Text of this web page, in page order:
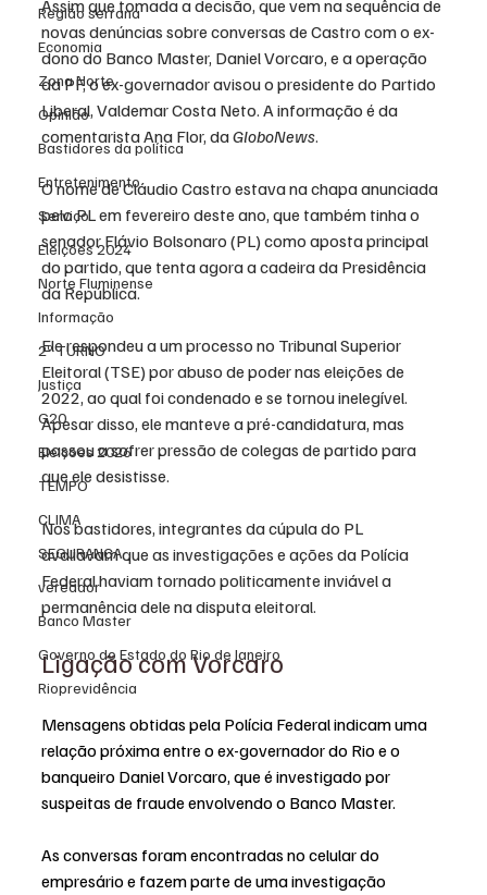
Região serrana
Economia
Zona Norte
Opinião
Bastidores da política
Entretenimento
Serviço
Eleições 2024
Norte Fluminense
Informação
2º TURNO
Justiça
G20
Eleições 2026
TEMPO
CLIMA
SEGURANÇA
vereador
Banco Master
Governo do Estado do Rio de Janeiro
Rioprevidência
Assim que tomada a decisão, que vem na sequência de
novas denúncias sobre conversas de Castro com o ex-
dono do Banco Master, Daniel Vorcaro, e a operação
da PF, o ex-governador avisou o presidente do Partido
Liberal, Valdemar Costa Neto. A informação é da
comentarista Ana Flor, da GloboNews.
O nome de Cláudio Castro estava na chapa anunciada
pelo PL em fevereiro deste ano, que também tinha o
senador Flávio Bolsonaro (PL) como aposta principal
do partido, que tenta agora a cadeira da Presidência
da República.
Ele respondeu a um processo no Tribunal Superior
Eleitoral (TSE) por abuso de poder nas eleições de
2022, ao qual foi condenado e se tornou inelegível.
Apesar disso, ele manteve a pré-candidatura, mas
passou a sofrer pressão de colegas de partido para
que ele desistisse.
Nos bastidores, integrantes da cúpula do PL
avaliavam que as investigações e ações da Polícia
Federal haviam tornado politicamente inviável a
permanência dele na disputa eleitoral.
Ligação com Vorcaro
Mensagens obtidas pela Polícia Federal indicam uma
relação próxima entre o ex-governador do Rio e o
banqueiro Daniel Vorcaro, que é investigado por
suspeitas de fraude envolvendo o Banco Master.
As conversas foram encontradas no celular do
empresário e fazem parte de uma investigação